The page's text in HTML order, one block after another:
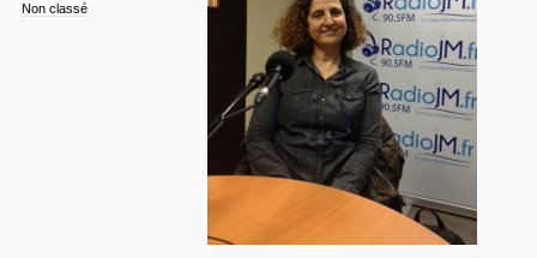
Non classé